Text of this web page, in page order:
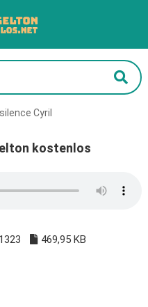
Cyril
kostenlos
1323 469,95 KB